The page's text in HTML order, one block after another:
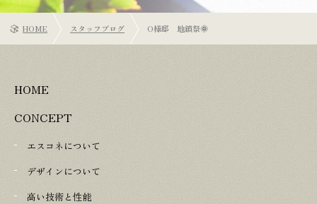
HOME スタッフブログ O様邸 地鎮祭🌞
HOME
CONCEPT
エスコネについて
デザインについて
高い技術と性能